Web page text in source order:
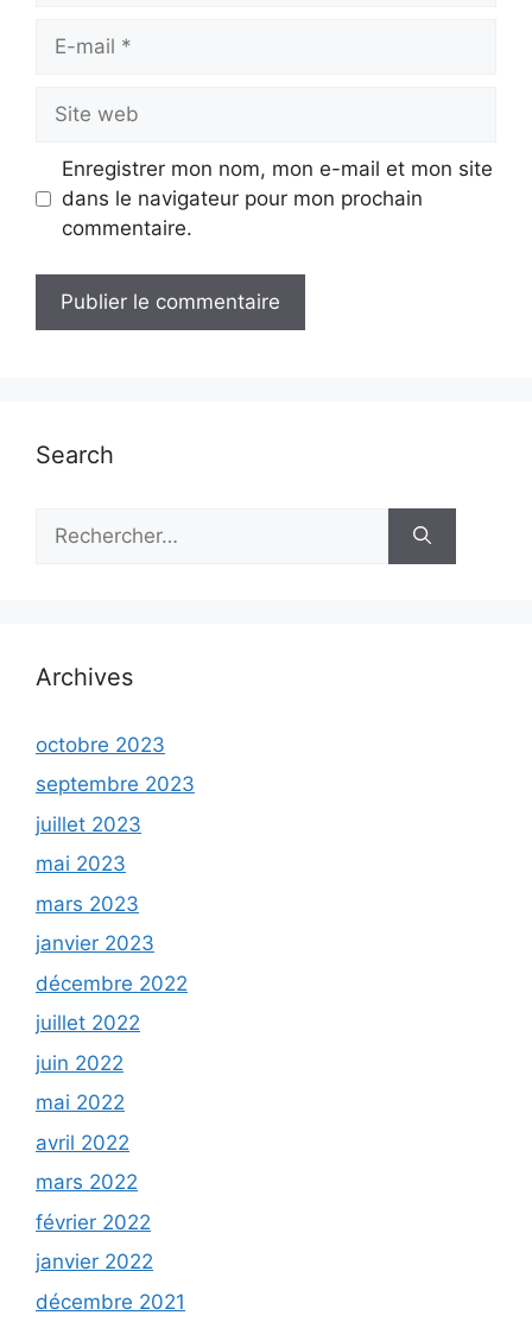
Site
web
Enregistrer mon nom, mon e-mail et mon site
dans le navigateur pour mon prochain
commentaire.
Search
Archives
octobre 2023
septembre 2023
juillet 2023
mai 2023
mars 2023
janvier 2023
décembre 2022
juillet 2022
juin 2022
mai 2022
avril 2022
mars 2022
février 2022
janvier 2022
décembre 2021